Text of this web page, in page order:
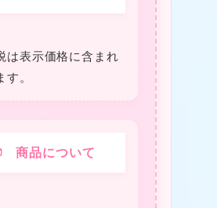
は表⽰価格に含まれ
す。
商品について